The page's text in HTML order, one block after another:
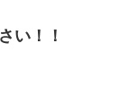
い！！